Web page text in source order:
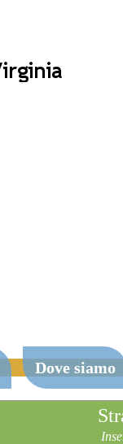
Dove siamo